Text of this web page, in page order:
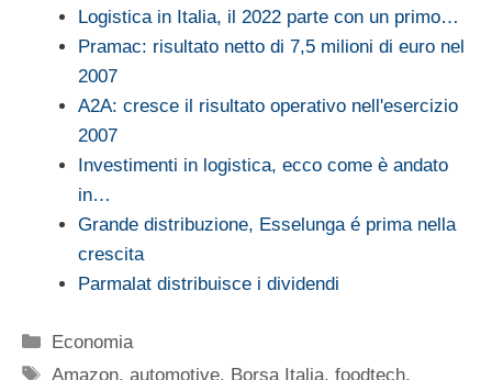
Logistica in Italia, il 2022 parte con un primo…
Pramac: risultato netto di 7,5 milioni di euro nel
2007
A2A: cresce il risultato operativo nell'esercizio
2007
Investimenti in logistica, ecco come è andato
in…
Grande distribuzione, Esselunga é prima nella
crescita
Parmalat distribuisce i dividendi
Categorie
Economia
Tag
Amazon,automotive, Borsa Italia,foodtech,